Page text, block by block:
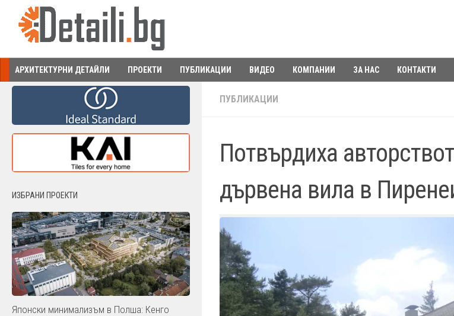
Към съдържанието
АРХИТЕКТУРНИ ДЕТАЙЛИ ПРОЕКТИ ПУБЛИКАЦИИ ВИДЕО КОМПАНИИ ЗА НАС КОНТАКТИ
ПУБЛИКАЦИИ
Потвърдиха
дървена вила в
ИЗБРАНИ ПРОЕКТИ
Японски минимализъм в Полша: Кенго